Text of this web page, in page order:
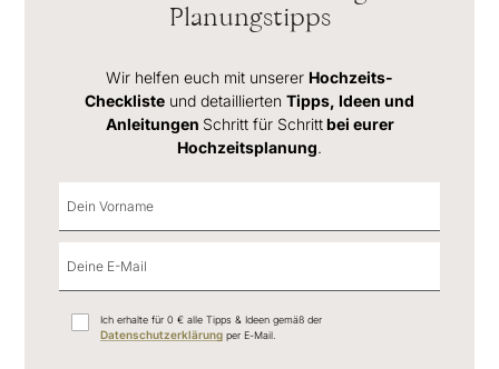
Planungstipps
Wir helfen euch mit unserer Hochzeits-
Checkliste und detaillierten Tipps, Ideen und
Anleitungen Schritt für Schrittbei eurer
Hochzeitsplanung.
Ich erhalte für 0 € alle Tipps & Ideen gemäß der
Datenschutzerklärung per E-Mail.